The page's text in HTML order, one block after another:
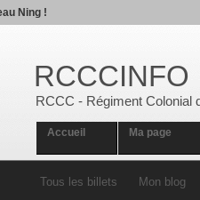
Ning !
RCCCINFO
RCCC - Régiment Colonial
Accueil Ma page
Tous les billets Mon blog